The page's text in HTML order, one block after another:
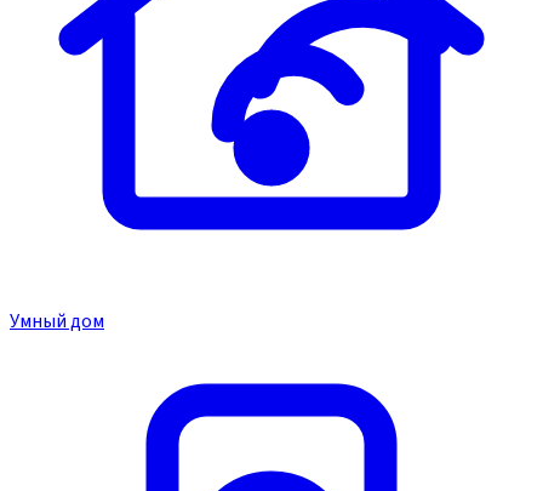
Умный дом